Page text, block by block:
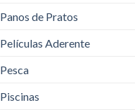
Panos de Pratos
Películas Aderente
Pesca
Piscinas